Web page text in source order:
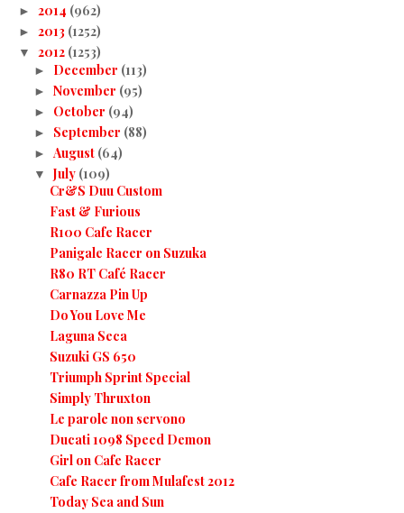
► 2014 (962)
► 2013 (1252)
▼ 2012 (1253)
► December (113)
► November (95)
► October (94)
► September (88)
► August (64)
▼ July (109)
Cr&S Duu Custom
Fast & Furious
R100 Cafe Racer
Panigale Racer on Suzuka
R80 RT Café Racer
Carnazza Pin Up
Do You Love Me
Laguna Seca
Suzuki GS 650
Triumph Sprint Special
Simply Thruxton
Le parole non servono
Ducati 1098 Speed Demon
Girl on Cafe Racer
Cafe Racer from Mulafest 2012
Today Sea and Sun